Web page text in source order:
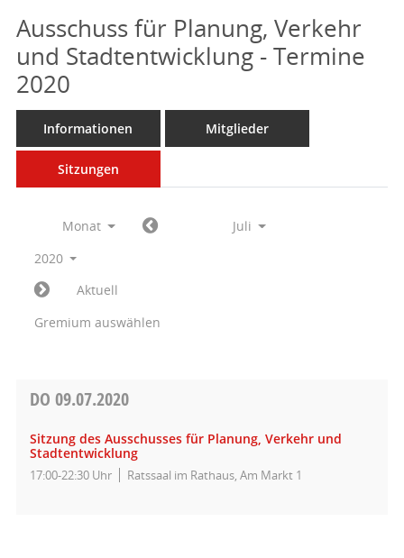
Ausschuss für Planung, Verkehr
und Stadtentwicklung - Termine
2020
Informationen Mitglieder
Sitzungen
Monat
Juli
2020
Aktuell
Gremium auswählen
DO 09.07.2020
Sitzung des Ausschusses für Planung, Verkehr und
Stadtentwicklung
17:00-22:30 Uhr Ratssaal im Rathaus, Am Markt 1